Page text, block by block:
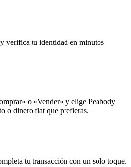
verifica tu identidad en minutos
o «Vender» y elige Peabody
o dinero fiat que prefieras.
tu transacción con un solo toque.